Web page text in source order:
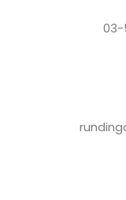
03-